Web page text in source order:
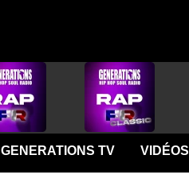
GENERATIONS TV VIDÉOS